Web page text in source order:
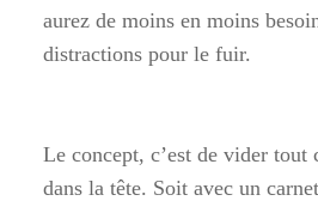
aurez de moins en moins
distractions pour le fuir.
Le concept, c’est de vider tout
dans la tête. Soit avec un